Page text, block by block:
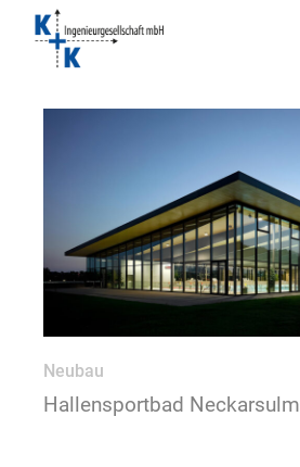
Neubau
Hallensportbad Neckarsulm